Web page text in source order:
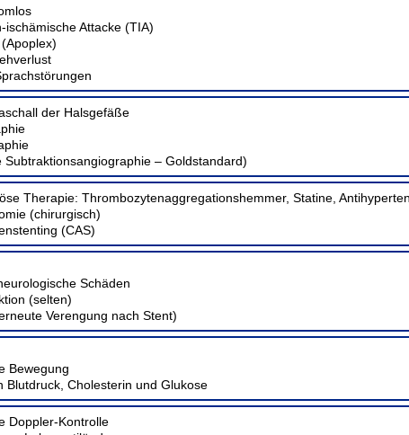
ischämische Attacke (TIA)
der Halsgefäße
Subtraktionsangiographie – Goldstandard)
Therapie: Thrombozytenaggregationshemmer, Statine,
(chirurgisch)
(CAS)
Schäden
(selten)
Verengung nach Stent)
Bewegung
Blutdruck, Cholesterin und Glukose
Doppler-Kontrolle